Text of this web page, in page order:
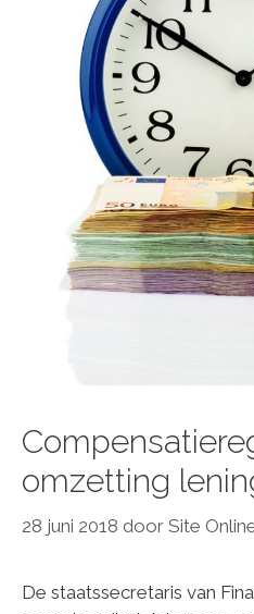
omzetting
28 juni 2018 door Site
De staatssecretaris van